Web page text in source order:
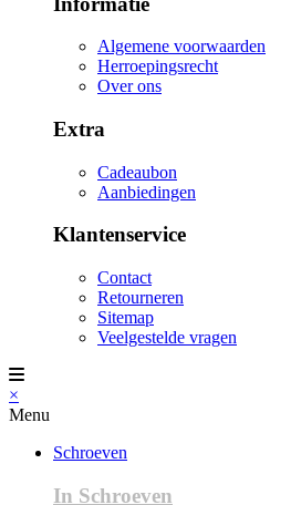
Algemene voorwaarden
Herroepingsrecht
Over ons
Extra
Cadeaubon
Aanbiedingen
Klantenservice
Contact
Retourneren
Sitemap
Veelgestelde vragen
×
Menu
Schroeven
In Schroeven